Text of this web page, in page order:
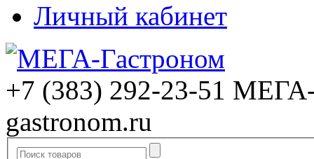
Личный кабинет
+7 (383) 292-23-51 МЕГА-
gastronom.ru